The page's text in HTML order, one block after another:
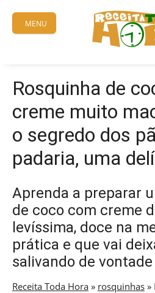
content
MENU
Rosquinha de
creme muito
o segredo dos
padaria, uma
Aprenda a preparar
de coco com creme
levíssima, doce na
prática e que vai
salivando de
Receita Toda Hora » rosquinhas »